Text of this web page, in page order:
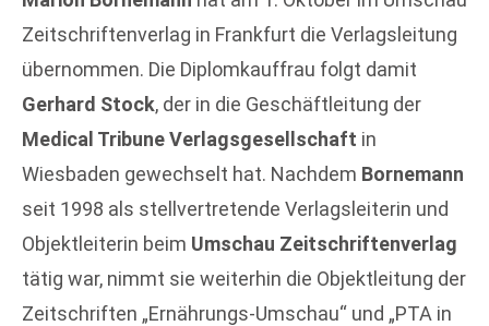
Zeitschriftenverlag in Frankfurt die Verlagsleitung
übernommen. Die Diplomkauffrau folgt damit
Gerhard Stock, der in die Geschäftleitung der
Medical Tribune Verlagsgesellschaft in
Wiesbaden gewechselt hat. Nachdem Bornemann
seit 1998 als stellvertretende Verlagsleiterin und
Objektleiterin beim Umschau Zeitschriftenverlag
tätig war, nimmt sie weiterhin die Objektleitung der
Zeitschriften „Ernährungs-Umschau“ und „PTA in